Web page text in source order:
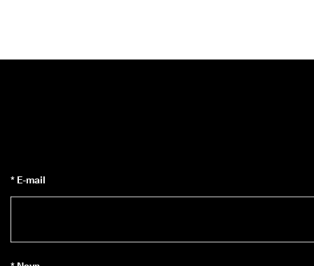
* E-mail